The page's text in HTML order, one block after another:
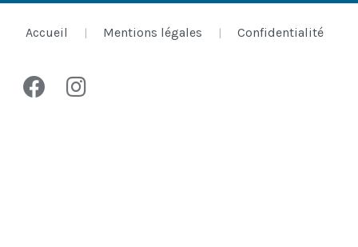
Accueil Mentions légales Confidentialité